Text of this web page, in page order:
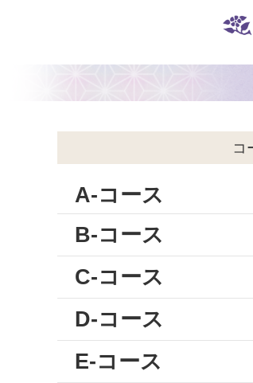
コ
A-コース
B-コース
C-コース
D-コース
E-コース